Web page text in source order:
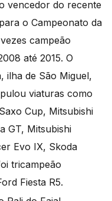
vencedor do recente
o Campeonato da
campeão
até 2015. O
ilha de São Miguel,
viaturas como
Cup, Mitsubishi
GT, Mitsubishi
Evo IX, Skoda
tricampeão
Fiesta R5.